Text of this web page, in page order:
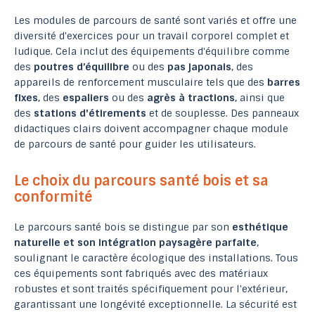
Les modules de parcours de santé sont variés et offre une
diversité d'exercices pour un travail corporel complet et
ludique. Cela inclut des équipements d'équilibre comme
des poutres d’équilibre ou des pas japonais, des
appareils de renforcement musculaire tels que des barres
fixes, des espaliers ou des agrès à tractions, ainsi que
des stations d'étirements et de souplesse. Des panneaux
didactiques clairs doivent accompagner chaque module
de parcours de santé pour guider les utilisateurs.
Le choix du parcours santé bois et sa
conformité
Le parcours santé bois se distingue par son esthétique
naturelle et son intégration paysagère parfaite,
soulignant le caractère écologique des installations. Tous
ces équipements sont fabriqués avec des matériaux
robustes et sont traités spécifiquement pour l'extérieur,
garantissant une longévité exceptionnelle. La sécurité est